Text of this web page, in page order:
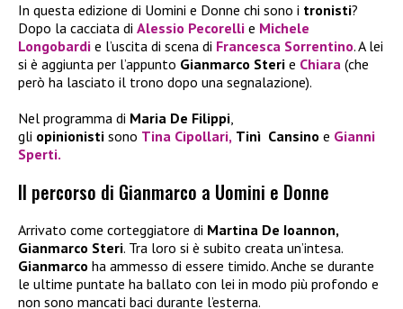
In questa edizione di Uomini e Donne chi sono i tronisti?
Dopo la cacciata di Alessio Pecorelli e Michele
Longobardi e l’uscita di scena di Francesca Sorrentino. A lei
si è aggiunta per l’appunto Gianmarco Steri e Chiara (che
però ha lasciato il trono dopo una segnalazione).
Nel programma di Maria De Filippi,
gli opinionisti sono Tina Cipollari, Tinì Cansino e Gianni
Sperti.
Il percorso di Gianmarco a Uomini e Donne
Arrivato come corteggiatore di Martina De Ioannon,
Gianmarco Steri. Tra loro si è subito creata un’intesa.
Gianmarco ha ammesso di essere timido. Anche se durante
le ultime puntate ha ballato con lei in modo più profondo e
non sono mancati baci durante l’esterna.